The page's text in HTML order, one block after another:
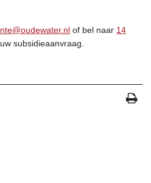
of bel naar 14
subsidieaanvraag.